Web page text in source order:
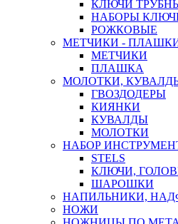
КЛЮЧИ
НАБОРЫ
РОЖКОВЫЕ
МЕТЧИКИ -
МЕТЧИКИ
ПЛАШКА
МОЛОТКИ,
ГВОЗДОДЕРЫ
КИЯНКИ
КУВАЛДЫ
МОЛОТКИ
НАБОР
STELS
КЛЮЧИ,
ШАРОШКИ
НАПИЛЬНИКИ,
НОЖИ